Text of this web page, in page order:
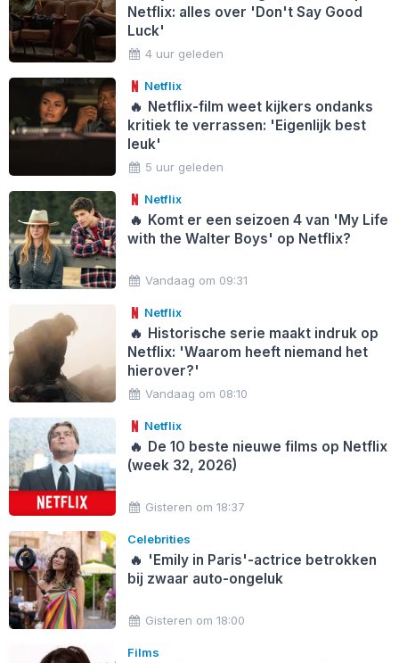
Netflix: alles over 'Don't Say Good
Luck'
4 uur geleden
Netflix
🔥 Netflix-film weet kijkers ondanks
kritiek te verrassen: 'Eigenlijk best
leuk'
5 uur geleden
Netflix
🔥 Komt er een seizoen 4 van 'My Life
with the Walter Boys' op Netflix?
Vandaag om 09:31
Netflix
🔥 Historische serie maakt indruk op
Netflix: 'Waarom heeft niemand het
hierover?'
Vandaag om 08:10
Netflix
🔥 De 10 beste nieuwe films op Netflix
(week 32, 2026)
Gisteren om 18:37
Celebrities
🔥 'Emily in Paris'-actrice betrokken
bij zwaar auto-ongeluk
Gisteren om 18:00
Films